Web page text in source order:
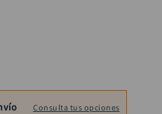
Consulta tus opciones